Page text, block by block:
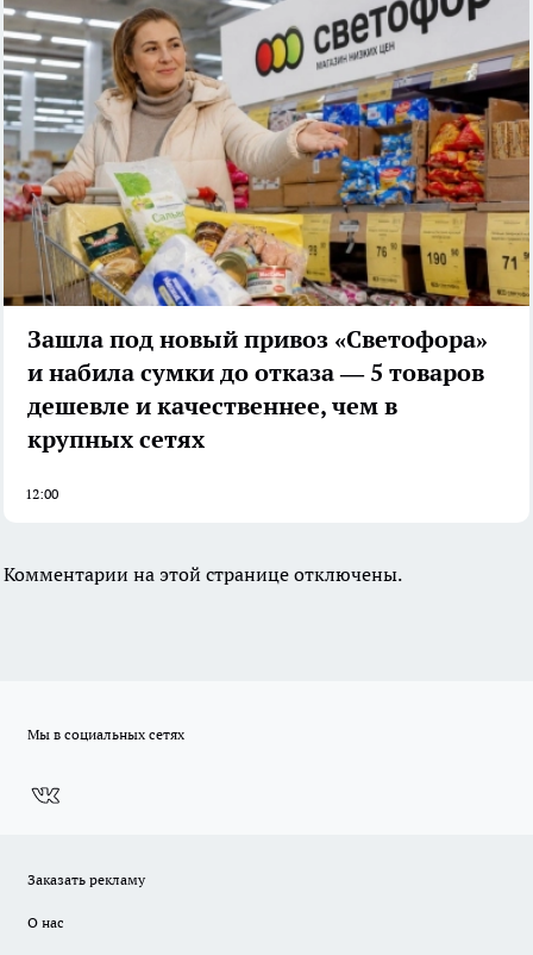
Зашла под новый привоз «Светофора»
и набила сумки до отказа — 5 товаров
дешевле и качественнее, чем в
крупных сетях
12:00
Комментарии на этой странице отключены.
Мы в социальных сетях
Заказать рекламу
О нас